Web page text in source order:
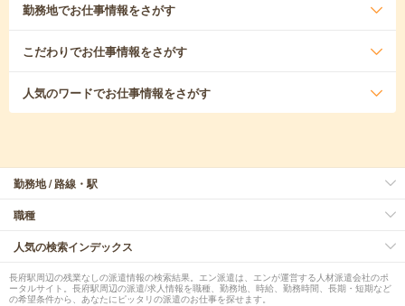
勤務地でお仕事情報をさがす
こだわりでお仕事情報をさがす
人気のワードでお仕事情報をさがす
勤務地 / 路線・駅
職種
人気の検索インデックス
長府駅周辺の残業なしの派遣情報の検索結果。エン派遣は、エンが運営する人材派遣会社のポ
ータルサイト。長府駅周辺の派遣/求人情報を職種、勤務地、時給、勤務時間、長期・短期など
の希望条件から、あなたにピッタリの派遣のお仕事を探せます。